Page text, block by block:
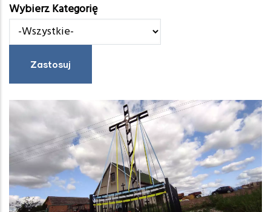
Wybierz Kategorię